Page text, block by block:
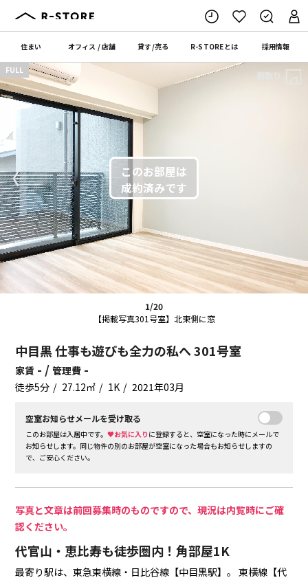
住まい オフィス /店舗 貸す/売る R-STOREとは 採用情報
1/20
【掲載写真301号室】北東側に窓
〈
FULL 間取り
中目黒 仕事も遊びも全力の私へ 301号室
家賃 - /管理費 -
徒歩5分 27.12㎡ 1K 2021年03月
空室お知らせメールを受け取る
このお部屋は入居中です。♥お気に入り に登録すると、空室になった時にメールで
お知らせします。同じ物件の別のお部屋が空室になった場合もお知らせしますの
で、ご安心ください。
写真と文章は前回募集時のものですので、現況は内覧時にご確
認ください。
代官山・恵比寿も徒歩圏内！角部屋1K
最寄り駅は、東急東横線・日比谷線【中目黒駅】。 東横線【代